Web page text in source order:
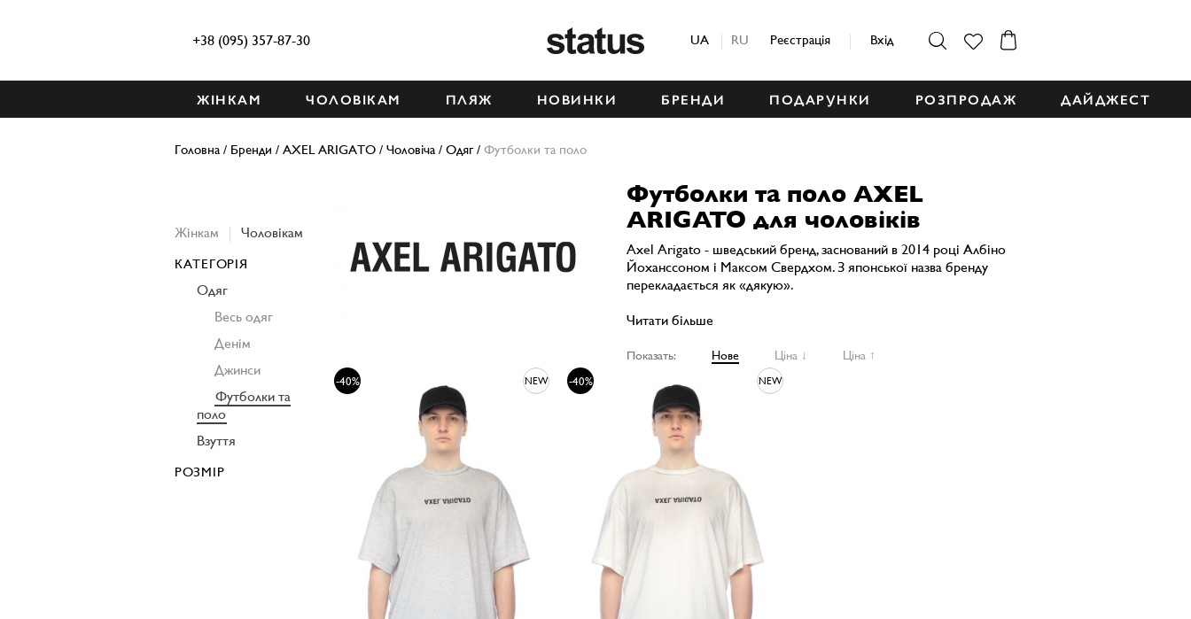
+38 (095) 357-87-30 UA RU Реєстрація Вхід
ЖІНКАМ ЧОЛОВІКАМ ПЛЯЖ НОВИНКИ БРЕНДИ ПОДАРУНКИ РОЗПРОДАЖ ДАЙДЖЕСТ
Головна / Бренди / AXEL ARIGATO / Чоловіча / Одяг/ Футболки та поло
Футболки та поло AXEL
ARIGATO для чоловіків
Axel Arigato - шведський бренд, заснований в 2014 році Албіно
Йоханссоном і Максом Свердхом. З японської назва бренду
перекладається як «дякую».
Читати більше
Показать: Нове Ціна ↓ Ціна ↑
-40% NEW -40% NEW
Жінкам Чоловікам
КАТЕГОРІЯ
Одяг
Весь одяг
Денім
Джинси
Футболки та
поло
Взуття
РОЗМІР